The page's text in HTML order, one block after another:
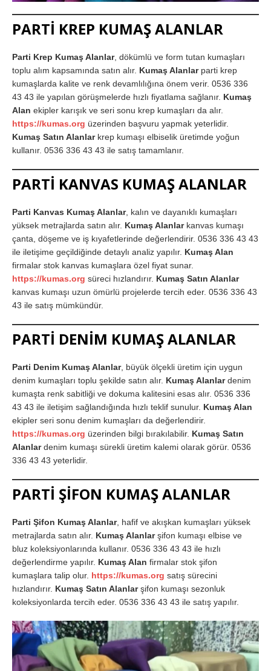
PARTİ KREP KUMAŞ ALANLAR
Parti Krep Kumaş Alanlar, dökümlü ve form tutan kumaşları
toplu alım kapsamında satın alır. Kumaş Alanlarparti krep
kumaşlarda kalite ve renk devamlılığına önem verir. 0536 336
43 43 ile yapılan görüşmelerde hızlı fiyatlama sağlanır. Kumaş
Alan ekipler karışık ve seri sonu krep kumaşları da alır.
https://kumas.org üzerinden başvuru yapmak yeterlidir.
Kumaş Satın Alanlarkrep kumaşı elbiselik üretimde yoğun
kullanır. 0536 336 43 43 ile satış tamamlanır.
PARTİ KANVAS KUMAŞ ALANLAR
Parti Kanvas Kumaş Alanlar, kalın ve dayanıklı kumaşları
yüksek metrajlarda satın alır. Kumaş Alanlarkanvas kumaşı
çanta, döşeme ve iş kıyafetlerinde değerlendirir. 0536 336 43 43
ile iletişime geçildiğinde detaylı analiz yapılır. Kumaş Alan
firmalar stok kanvas kumaşlara özel fiyat sunar.
https://kumas.org süreci hızlandırır. Kumaş Satın Alanlar
kanvas kumaşı uzun ömürlü projelerde tercih eder. 0536 336 43
43 ile satış mümkündür.
PARTİ DENİM KUMAŞ ALANLAR
Parti Denim Kumaş Alanlar, büyük ölçekli üretim için uygun
denim kumaşları toplu şekilde satın alır. Kumaş Alanlardenim
kumaşta renk sabitliği ve dokuma kalitesini esas alır. 0536 336
43 43 ile iletişim sağlandığında hızlı teklif sunulur. Kumaş Alan
ekipler seri sonu denim kumaşları da değerlendirir.
https://kumas.org üzerinden bilgi bırakılabilir. Kumaş Satın
Alanlardenim kumaşı sürekli üretim kalemi olarak görür. 0536
336 43 43 yeterlidir.
PARTİ ŞİFON KUMAŞ ALANLAR
Parti Şifon Kumaş Alanlar, hafif ve akışkan kumaşları yüksek
metrajlarda satın alır. Kumaş Alanlarşifon kumaşı elbise ve
bluz koleksiyonlarında kullanır. 0536 336 43 43 ile hızlı
değerlendirme yapılır. Kumaş Alan firmalar stok şifon
kumaşlara talip olur. https://kumas.org satış sürecini
hızlandırır. Kumaş Satın Alanlarşifon kumaşı sezonluk
koleksiyonlarda tercih eder. 0536 336 43 43 ile satış yapılır.